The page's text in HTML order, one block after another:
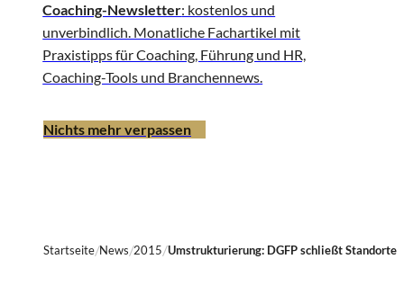
Coaching-Newsletter: kostenlos und
unverbindlich. Monatliche Fachartikel mit
Praxistipps für Coaching, Führung und HR,
Coaching-Tools und Branchennews.
Nichts mehr verpassen
Startseite News 2015 Umstrukturierung: DGFP schließt Standorte